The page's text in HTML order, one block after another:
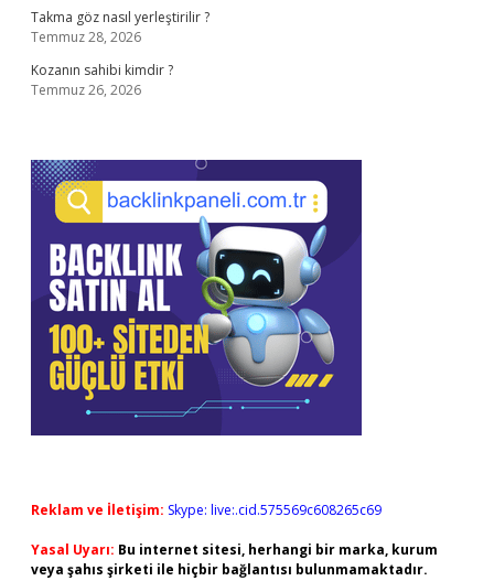
Takma göz nasıl yerleştirilir ?
Temmuz 28, 2026
Kozanın sahibi kimdir ?
Temmuz 26, 2026
Reklam ve İletişim: Skype: live:.cid.575569c608265c69
Yasal Uyarı: Bu internet sitesi, herhangi bir marka, kurum
veya şahıs şirketi ile hiçbir bağlantısı bulunmamaktadır.